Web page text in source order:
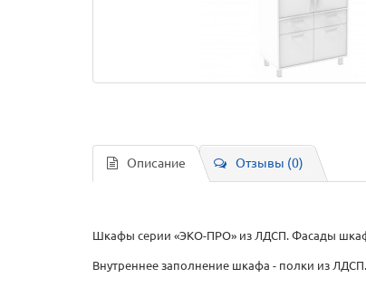
Описание Отзывы (0)
Шкафы серии «ЭКО-ПРО» из ЛДСП. Фасады
Внутреннее заполнение шкафа - полки из